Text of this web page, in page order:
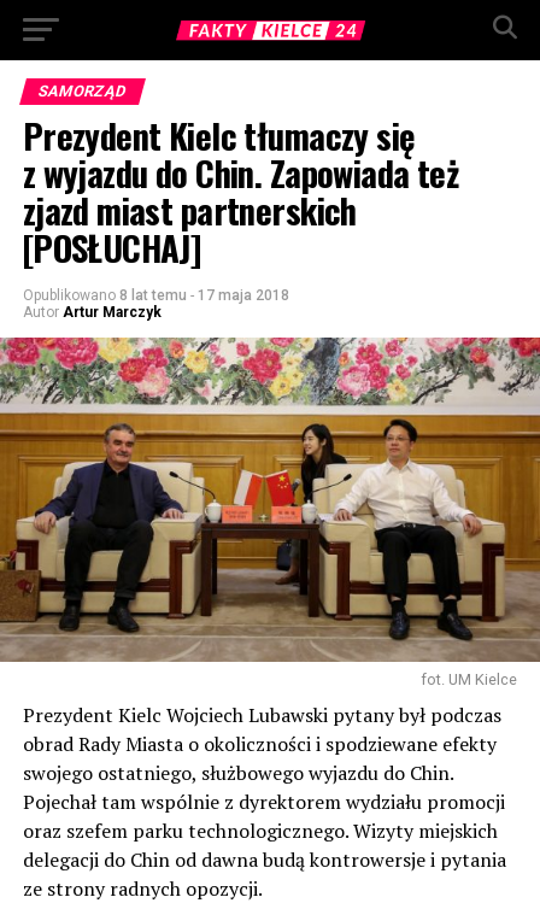
SAMORZĄD
Prezydent Kielc tłumaczy się
z wyjazdu do Chin. Zapowiada też
zjazd miast partnerskich
[POSŁUCHAJ]
Opublikowano 8 lat temu - 17 maja 2018
Autor Artur Marczyk
fot. UM Kielce
Prezydent Kielc Wojciech Lubawski pytany był podczas
obrad Rady Miasta o okoliczności i spodziewane efekty
swojego ostatniego, służbowego wyjazdu do Chin.
Pojechał tam wspólnie z dyrektorem wydziału promocji
oraz szefem parku technologicznego. Wizyty miejskich
delegacji do Chin od dawna budą kontrowersje i pytania
ze strony radnych opozycji.